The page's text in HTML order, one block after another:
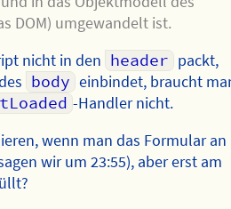
DOM) umgewandelt ist.
nicht in den header packt,
body einbindet, braucht
-Handler nicht.
wenn man das Formular an
wir um 23:55), aber erst am